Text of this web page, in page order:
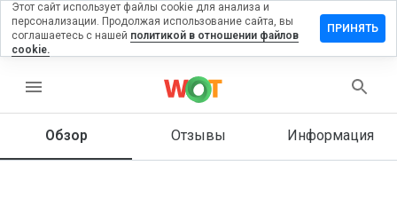
menu
Обзор Отзывы Информация
на
of-
Этот сайт использует файлы cookie для анализа и
персонализации. Продолжая использование сайта, вы
соглашаетесь с нашей политикой в отношении файлов
cookie.
ПРИНЯТЬ